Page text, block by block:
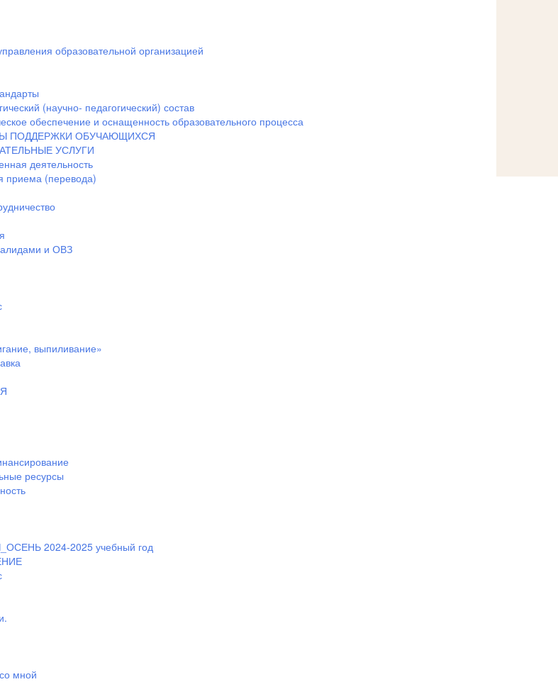
образовательной организацией
(научно- педагогический) состав
обеспечение и оснащенность образовательного процесса
ПОДДЕРЖКИ ОБУЧАЮЩИХСЯ
УСЛУГИ
деятельность
приема (перевода)
и ОВЗ
выпиливание»
ресурсы
2024-2025 учебный год
мной